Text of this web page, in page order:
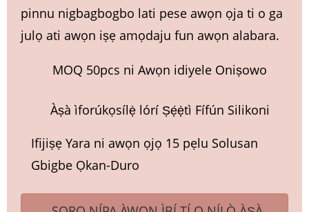
pinnu nigbagbogbo lati pese awọn ọja ti o ga
julọ ati awọn iṣẹ amọdaju fun awọn alabara.
MOQ 50pcs ni Awọn idiyele Oniṣowo
Àṣà ìforúkọsílẹ̀ lórí Ṣẹ́ẹ̀tì Fífún Silikoni
Ifijiṣẹ Yara ni awọn ọjọ 15 pẹlu Solusan
Gbigbe Ọkan-Duro